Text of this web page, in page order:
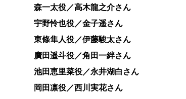
森一太役／高木龍之介さん
宇野怜也役／金子遥さん
東條隼人役／伊藤駿太さん
廣田遥斗役／角田一絆さん
池田恵里菜役／永井湖白さん
岡田凛役／西川実花さん